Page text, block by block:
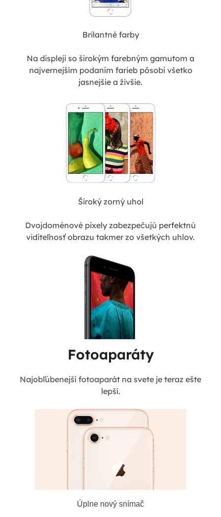
Brilantné farby
Na displeji so širokým farebným gamutom a
najvernejším podaním farieb pôsobí všetko
jasnejšie a živšie.
Široký zorný uhol
Dvojdoménové pixely zabezpečujú perfektnú
viditeľnosť obrazu takmer zo všetkých uhlov.
Fotoaparáty
Najobľúbenejší fotoaparát na svete je teraz ešte
lepší.
Úplne nový snímač